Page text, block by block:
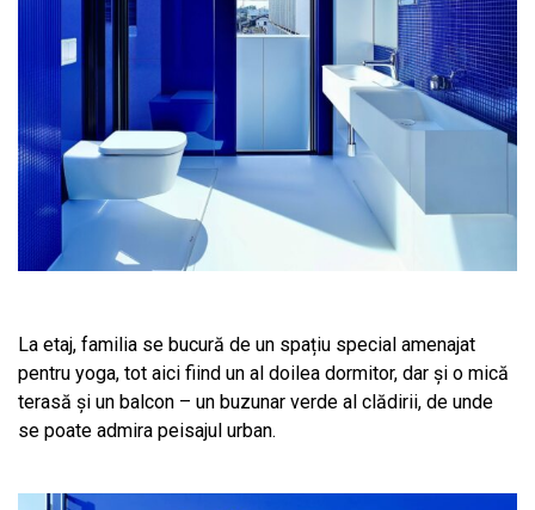
La etaj, familia se bucură de un spațiu special amenajat
pentru yoga, tot aici fiind un al doilea dormitor, dar și o mică
terasă și un balcon – un buzunar verde al clădirii, de unde
se poate admira peisajul urban.